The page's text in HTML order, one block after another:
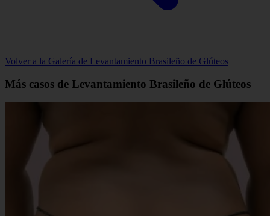
Volver a la Galería de Levantamiento Brasileño de Glúteos
Más casos de Levantamiento Brasileño de Glúteos